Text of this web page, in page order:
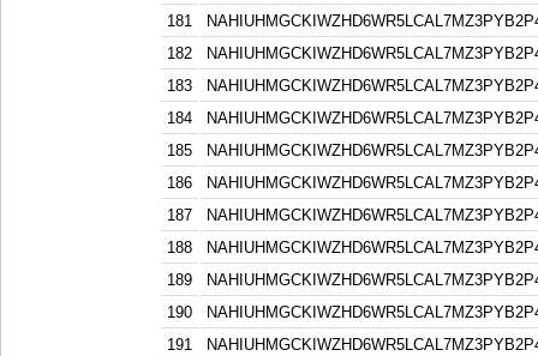
181
182
183
184
185
186
187
188
189
190
191